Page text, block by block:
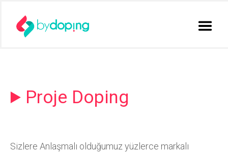
Proje Doping
Sizlere Anlaşmalı olduğumuz yüzlerce markalı